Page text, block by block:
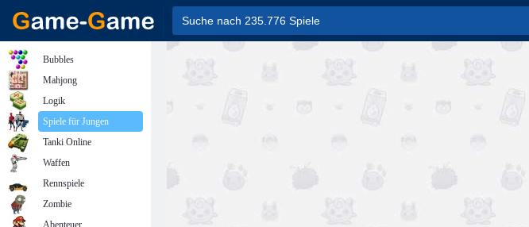
Bubbles
Mahjong
Logik
Spiele für Jungen
Tanki Online
Waffen
Rennspiele
Zombie
Abenteuer